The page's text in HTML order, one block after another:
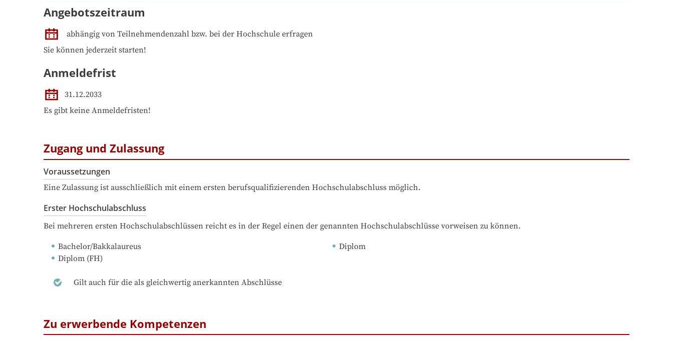
Angebotszeitraum
abhängig von Teilnehmendenzahl bzw. bei der Hochschule erfragen
Sie können jederzeit starten!
Anmeldefrist
31.12.2033
Es gibt keine Anmeldefristen!
Zugang und Zulassung
Voraussetzungen
Eine Zulassung ist ausschließlich mit einem ersten berufsqualifizierenden Hochschulabschluss möglich.
Erster Hochschulabschluss
Bei mehreren ersten Hochschulabschlüssen reicht es in der Regel einen der genannten Hochschulabschlüsse vorweisen zu können.
Bachelor/Bakkalaureus
Diplom
Diplom (FH)
Gilt auch für die als gleichwertig anerkannten Abschlüsse
Zu erwerbende Kompetenzen